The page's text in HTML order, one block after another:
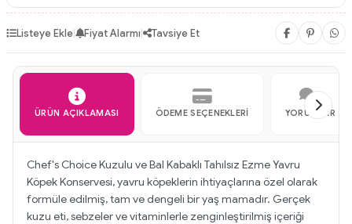
Listeye Ekle| Fiyat Alarmı| Tavsiye Et
ÜRÜN AÇIKLAMASI ÖDEME SEÇENEKLERI YORUMLAR
Chef's Choice Kuzulu ve Bal Kabaklı Tahılsız Ezme Yavru
Köpek Konservesi, yavru köpeklerin ihtiyaçlarına özel olarak
formüle edilmiş, tam ve dengeli bir yaş mamadır. Gerçek
kuzu eti, sebzeler ve vitaminlerle zenginleştirilmiş içeriği